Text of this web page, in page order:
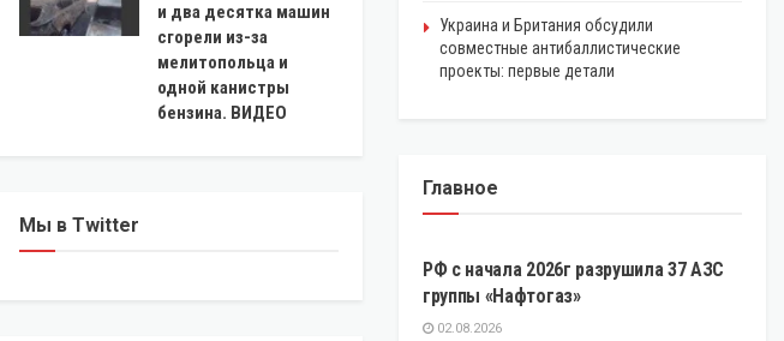
и два десятка машин
сгорели из-за
мелитопольца и
одной канистры
бензина. ВИДЕО
Мы в Twitter
Украина и Британия обсудили
совместные антибаллистические
проекты: первые детали
Главное
ЭКОНОМИКА
РФ с начала 2026г разрушила 37 АЗС
группы «Нафтогаз»
02.08.2026